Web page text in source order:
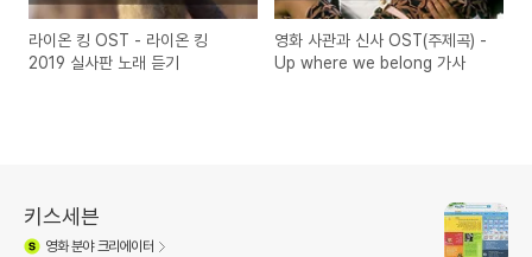
라이온 킹 OST - 라이온 킹
2019 실사판 노래 듣기
영화 사관과 신사 OST(주제곡) -
Up where we belong 가사
키스세븐
영화분야 크리에이터